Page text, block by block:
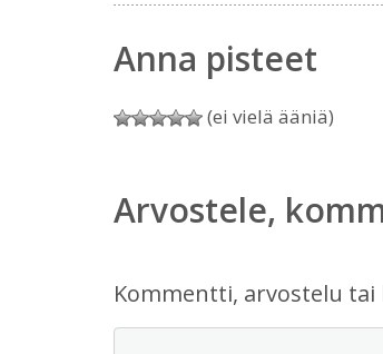
Anna pisteet
(ei vielä ääniä)
Arvostele,
Kommentti, arvostelu tai